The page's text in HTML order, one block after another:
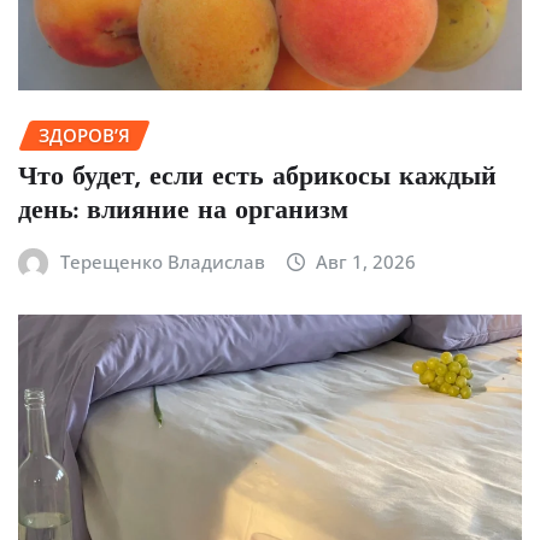
ЗДОРОВ’Я
Что будет, если есть абрикосы каждый
день: влияние на организм
Терещенко Владислав Авг 1, 2026